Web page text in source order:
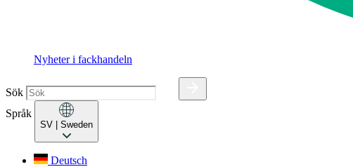
Nyheter i fackhandeln
Sök
Språk
SV | Sweden
Deutsch